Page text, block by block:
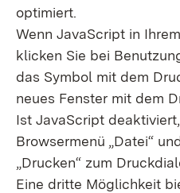
optimiert.
Wenn JavaScript in
klicken Sie bei
das Symbol mit dem
neues Fenster mit dem
Ist JavaScript
Browsermenü „Datei“
„Drucken“ zum
Eine dritte Möglichkeit